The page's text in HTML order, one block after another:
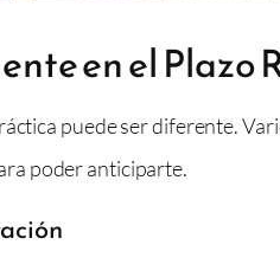
en el Plazo
puede ser diferente.
poder anticiparte.